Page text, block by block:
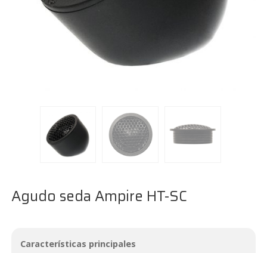
Agudo seda Ampire HT-SC
Características principales